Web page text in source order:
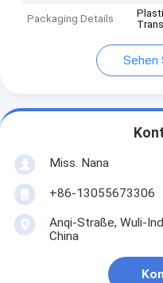
Packaging Details
Sehen
Miss. Nana
+86-13055673306
Anqi-Straße, Wuli-
China